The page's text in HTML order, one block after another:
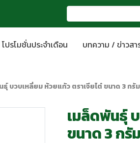
โปรโมชั่นประจำเดือน บทความ / ข่าวสา
ธุ์ บวบเหลี่ยม ห้วยแก้ว ตราเจียไต๋ ขนาด 3 กรั
เมล็ดพันธุ์
ขนาด 3 กรั